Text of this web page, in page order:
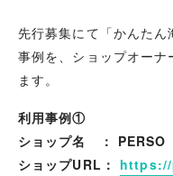
先行募集にて「かんた
事例を、ショップオー
ます。
利用事例①
ショップ名 ： PERSO
ショップURL：